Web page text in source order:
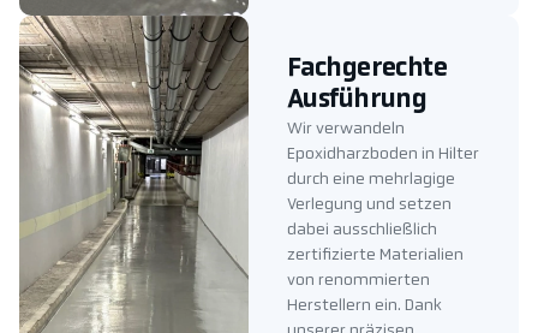
Fachgerechte
Ausführung
Wir verwandeln
Epoxidharzboden in Hilter
durch eine mehrlagige
Verlegung und setzen
dabei ausschließlich
zertifizierte Materialien
von renommierten
Herstellern ein. Dank